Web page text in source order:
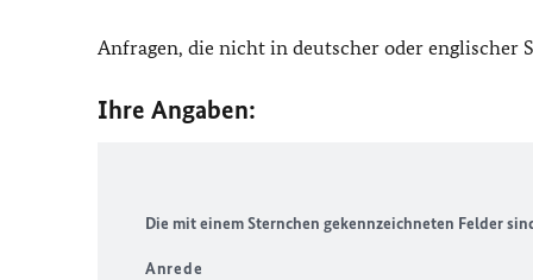
Anfragen, die nicht in deutscher oder englischer
Ihre Angaben:
Die mit einem Sternchen gekennzeichneten Felder
Anrede